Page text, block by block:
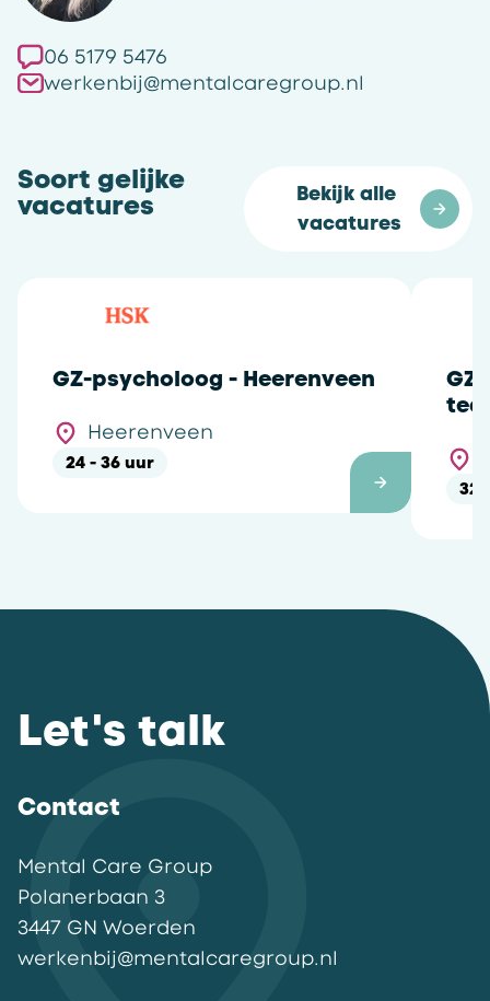
06 5179 5476
werkenbij@mentalcaregroup.nl
Soort gelijke
vacatures
Bekijk alle
vacatures
GZ-psycholoog - Heerenveen
Heerenveen
24 - 36 uur
32
Let's talk
Contact
Mental Care Group
Polanerbaan 3
3447 GN Woerden
werkenbij@mentalcaregroup.nl